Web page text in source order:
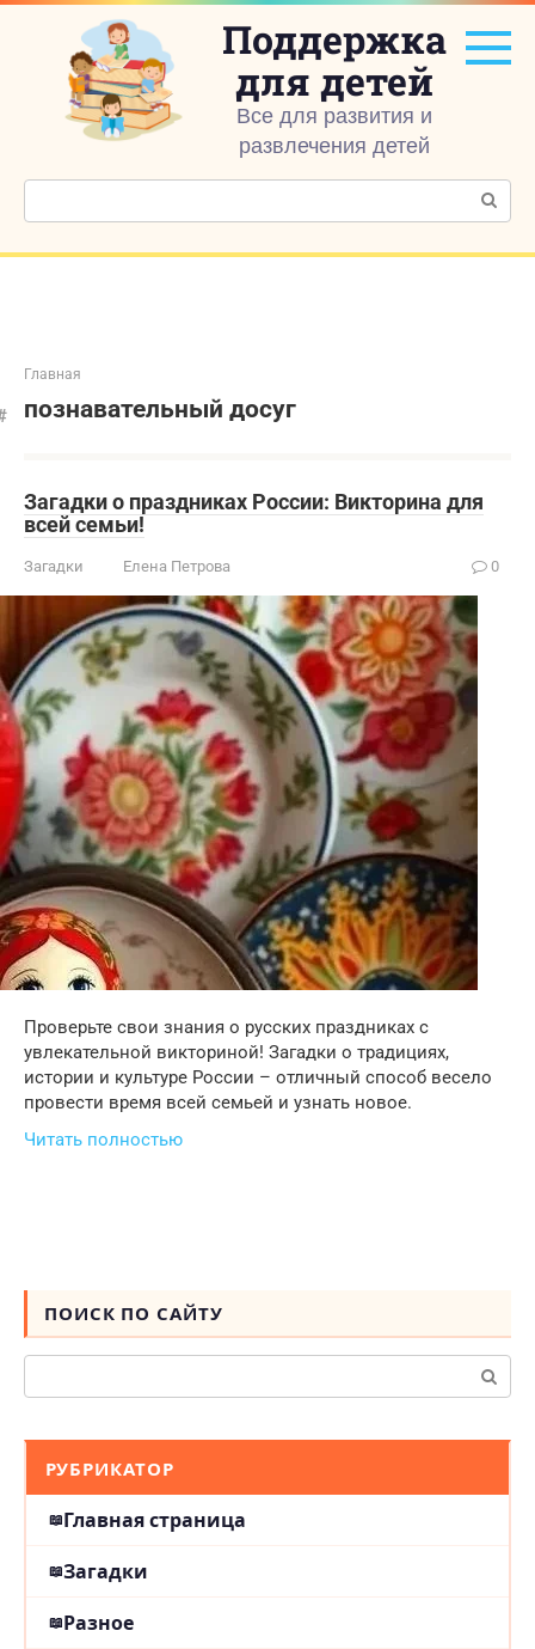
Перейти
контенту
Поддержка
для детей
Все для развития и
развлечения детей
Поиск:
Главная
познавательный досуг
Загадки о праздниках России: Викторина для
всей семьи!
Загадки Елена Петрова 0
Проверьте свои знания о русских праздниках с
увлекательной викториной! Загадки о традициях,
истории и культуре России – отличный способ весело
провести время всей семьей и узнать новое.
Читать полностью
ПОИСК ПО САЙТУ
РУБРИКАТОР
Главная страница
Загадки
Разное